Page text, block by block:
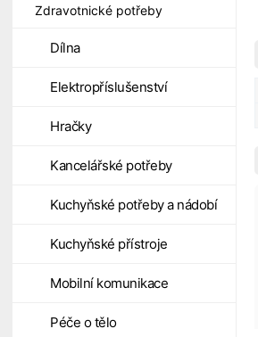
Zdravotnické potřeby
Dílna
Elektropříslušenství
Hračky
Kancelářské potřeby
Kuchyňské potřeby a nádobí
Kuchyňské přístroje
Mobilní komunikace
Péče o tělo